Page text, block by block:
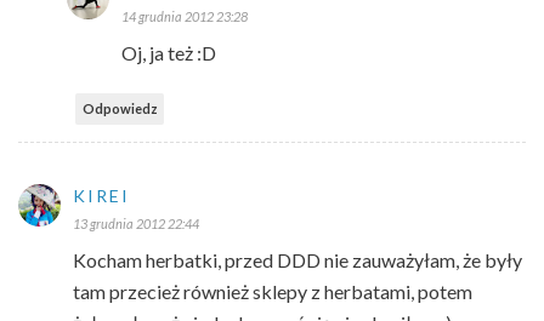
14 grudnia 2012 23:28
Oj, ja też :D
Odpowiedz
KIREI
13 grudnia 2012 22:44
Kocham herbatki, przed DDD nie zauważyłam, że były
tam przecież również sklepy z herbatami, potem